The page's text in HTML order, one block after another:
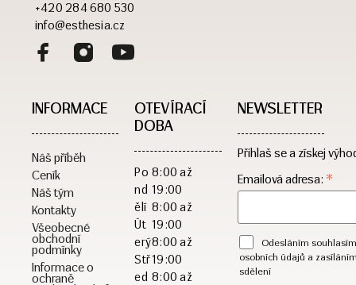
+420 284 680 530
info@esthesia.cz
INFORMACE
Náš příběh
Ceník
Náš tým
Kontakty
Všeobecné
obchodní
podmínky
Informace o
ochraně
OTEVÍRACÍ
DOBA​
Po
nd
ělí
Út
erý
Stř
ed
8:00 až
19:00
8:00 až
19:00
8:00 až
19:00
8:00 až
NEWSLETTER
Přihlaš se a získej
Emailová adresa: *
Odesláním
osobních údajů a
sdělení